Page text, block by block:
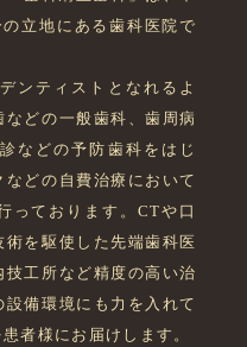
立地にある歯科医院で
ンティストとなれるよ
どの一般歯科、歯周病
などの予防歯科をはじ
どの自費治療において
っております。CTや口
を駆使した先端歯科医
工所など精度の高い治
備環境にも力を入れて
者様にお届けします。